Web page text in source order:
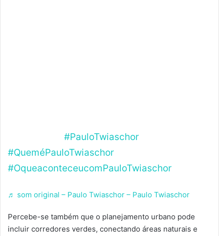
#PauloTwiaschor
#QueméPauloTwiaschor
#OqueaconteceucomPauloTwiaschor
♬ som original – Paulo Twiaschor – Paulo Twiaschor
Percebe-se também que o planejamento urbano pode
incluir corredores verdes, conectando áreas naturais e